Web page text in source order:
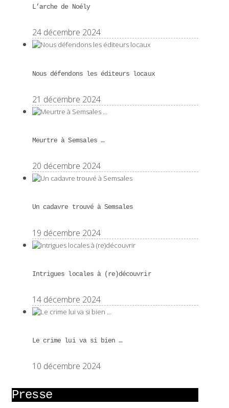
L’arche de Noély
24 décembre 2024
Nous défendons les éditeurs locaux
21 décembre 2024
Meurtre à Semsales …
20 décembre 2024
Un cadavre trouvé à Semsales
19 décembre 2024
Intrigues locales à (re)découvrir
14 décembre 2024
Le crime lui va si bien …
10 décembre 2024
Presse